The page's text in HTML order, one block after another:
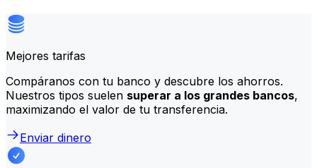
Mejores tarifas
Compáranos con tu banco y descubre los ahorros.
Nuestros tipos suelen superar a los grandes bancos,
maximizando el valor de tu transferencia.
Enviar dinero